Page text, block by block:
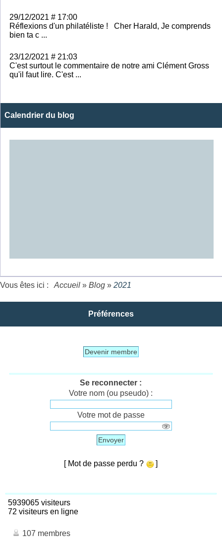
29/12/2021 # 17:00
Réflexions d'un philatéliste ! Cher Harald, Je comprends
bien ta c ...
23/12/2021 # 21:03
C'est surtout le commentaire de notre ami Clément Gross
qu'il faut lire. C'est ...
Calendrier du blog
Vous êtes ici : Accueil » Blog » 2021
Préférences
Devenir membre
Se reconnecter :
Votre nom (ou pseudo) :
Votre mot de passe
Envoyer
[ Mot de passe perdu ? ]
5939065 visiteurs
72 visiteurs en ligne
107 membres